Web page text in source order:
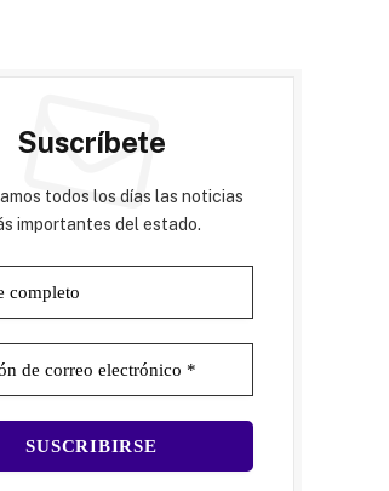
Suscríbete
todos los días las noticias
importantes del estado.